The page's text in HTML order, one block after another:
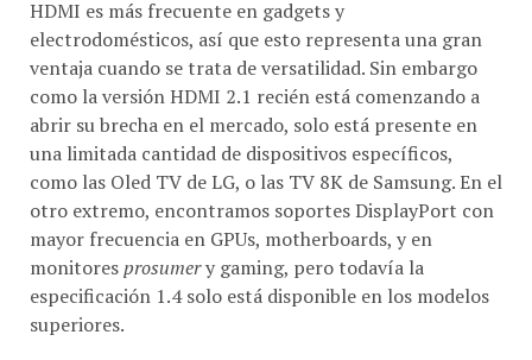
HDMI es más frecuente en gadgets y
electrodomésticos, así que esto representa una gran
ventaja cuando se trata de versatilidad. Sin embargo
como la versión HDMI 2.1 recién está comenzando a
abrir su brecha en el mercado, solo está presente en
una limitada cantidad de dispositivos específicos,
como las Oled TV de LG, o las TV 8K de Samsung. En el
otro extremo, encontramos soportes DisplayPort con
mayor frecuencia en GPUs, motherboards, y en
monitores prosumery gaming, pero todavía la
especificación 1.4 solo está disponible en los modelos
superiores.